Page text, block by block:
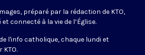
préparé par la rédaction de KTO,
connecté à la vie de l’Église.
l'info catholique, chaque lundi et
KTO.